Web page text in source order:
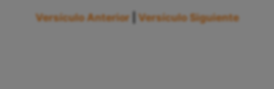
Versículo Anterior Versículo Siguiente